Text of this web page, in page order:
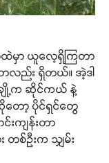
လထဲမှာ ယူလေ့ရှိကြတာ
လည်း ရှိတယ်။ အဲ့ဒါ
ချို့က ဆိုင်ကယ် နဲ့
ော့ ပိုင်ရှင်တွေ
းကျန်းတာ
တစ်ဦးက သျှမ်း